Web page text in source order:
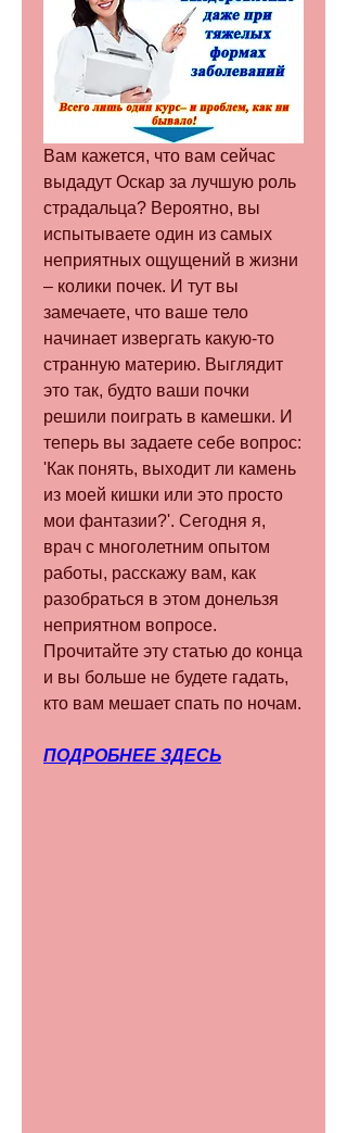
Вам кажется, что вам сейчас
выдадут Оскар за лучшую роль
страдальца? Вероятно, вы
испытываете один из самых
неприятных ощущений в жизни
– колики почек. И тут вы
замечаете, что ваше тело
начинает извергать какую-то
странную материю. Выглядит
это так, будто ваши почки
решили поиграть в камешки. И
теперь вы задаете себе вопрос:
'Как понять, выходит ли камень
из моей кишки или это просто
мои фантазии?'. Сегодня я,
врач с многолетним опытом
работы, расскажу вам, как
разобраться в этом донельзя
неприятном вопросе.
Прочитайте эту статью до конца
и вы больше не будете гадать,
кто вам мешает спать по ночам.
ПОДРОБНЕЕ ЗДЕСЬ